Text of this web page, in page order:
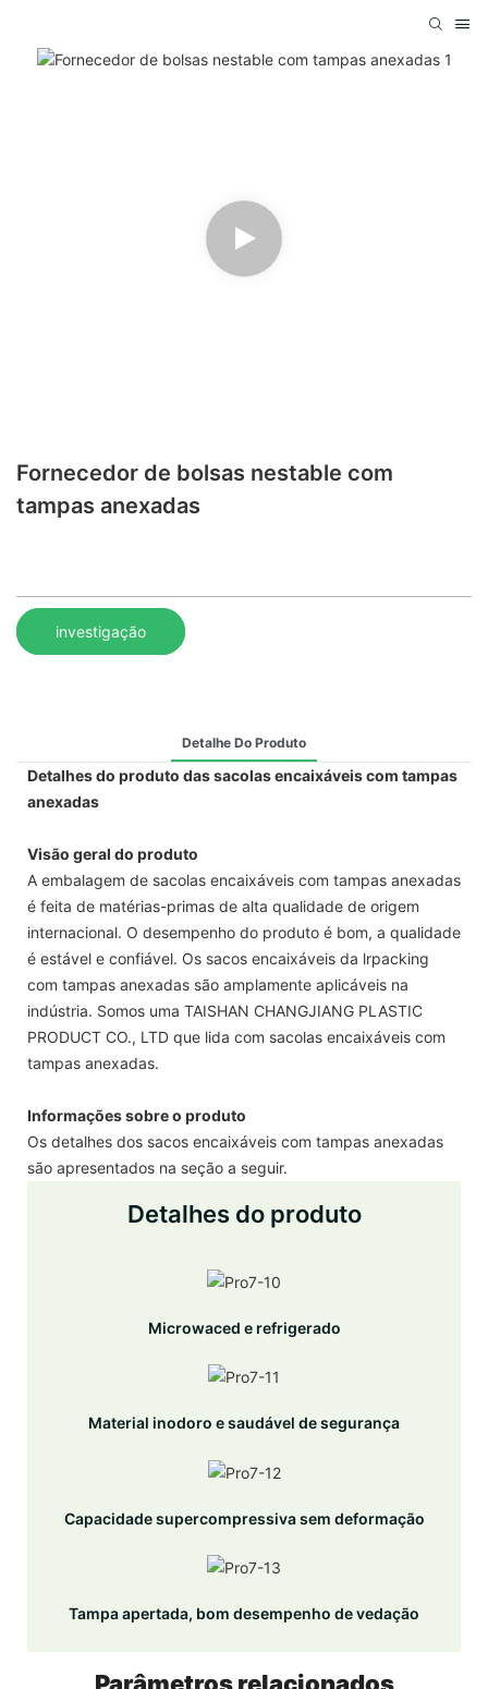
Fornecedor de bolsas nestable com
tampas anexadas
investigação
Detalhe Do Produto
Detalhes do produto das sacolas encaixáveis ​​com tampas
anexadas
Visão geral do produto
A embalagem de sacolas encaixáveis ​​com tampas anexadas
é feita de matérias-primas de alta qualidade de origem
internacional. O desempenho do produto é bom, a qualidade
é estável e confiável. Os sacos encaixáveis ​​da lrpacking
com tampas anexadas são amplamente aplicáveis ​​na
indústria. Somos uma TAISHAN CHANGJIANG PLASTIC
PRODUCT CO., LTD que lida com sacolas encaixáveis ​​com
tampas anexadas.
Informações sobre o produto
Os detalhes dos sacos encaixáveis ​​com tampas anexadas
são apresentados na seção a seguir.
Detalhes do produto
Microwaced e refrigerado
Material inodoro e saudável de segurança
Capacidade supercompressiva sem deformação
Tampa apertada, bom desempenho de vedação